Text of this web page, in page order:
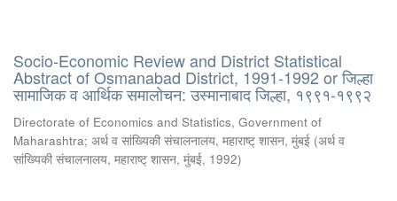
Socio-Economic Review and District Statistical
Abstract of Osmanabad District, 1991-1992 or जिल्हा
सामाजिक व आर्थिक समालोचन: उस्मानाबाद जिल्हा, १९९१-१९९२
Directorate of Economics and Statistics, Government of
Maharashtra; अर्थ व सांख्यिकी संचालनालय, महाराष्ट् शासन, मुंबई (अर्थ व
सांख्यिकी संचालनालय, महाराष्ट् शासन, मुंबई, 1992)